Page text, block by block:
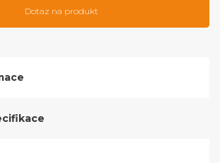
Dotaz na produkt